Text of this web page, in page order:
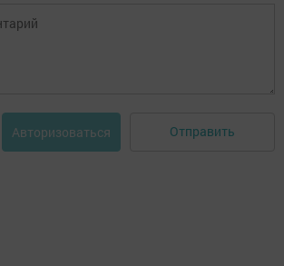
Авторизоваться Отправить